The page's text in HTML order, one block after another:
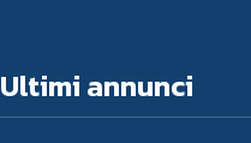
Ultimi annunci